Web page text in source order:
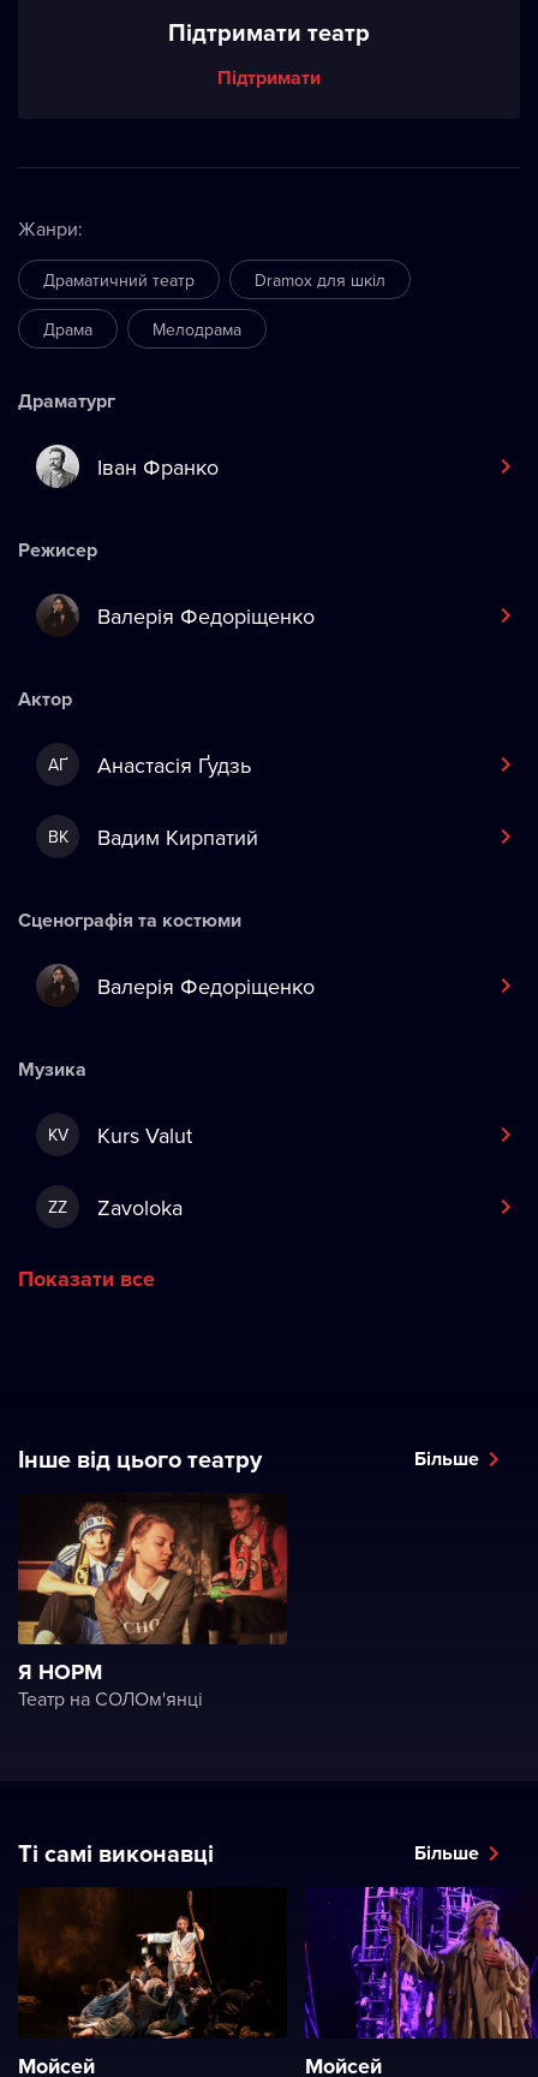
Підтримати театр
Підтримати
Жанри:
Драматичний театр Dramox для шкіл
Драма Мелодрама
Драматург
Іван Франко
Режисер
Валерія Федоріщенко
Актор
АҐ Анастасія Ґудзь
ВК Вадим Кирпатий
Сценографія та костюми
Валерія Федоріщенко
Музика
KV Kurs Valut
ZZ Zavoloka
Показати все
Інше від цього театру Більше
Я НОРМ
Театр на СОЛОм'янці
Ті самі виконавці Більше
Мойсей Мойсей